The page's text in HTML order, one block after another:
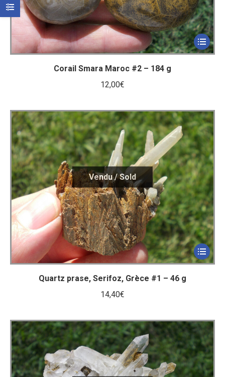
Corail Smara Maroc #2 – 184 g
12,00€
Quartz prase, Serifoz, Grèce #1 – 46 g
14,40€